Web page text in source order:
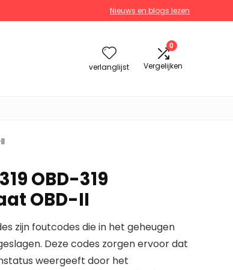
Nieuws en blogs lezen
verlanglijst
0
Vergelijken
OBD-319
OBD-II
zijn foutcodes die in het geheugen
Deze codes zorgen ervoor dat
weergeeft door het